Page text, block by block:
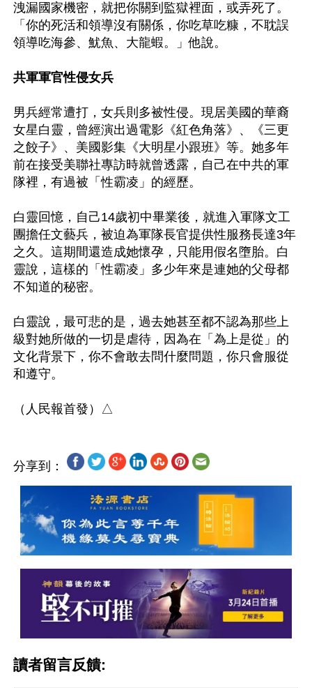
洩漏國家機密，就把你關到監獄裡面，或弄死了。
「你的死活和領導沒有關係，你吃草吃糠，不耽誤
領導吃海參、魷魚、大龍蝦。」他說。
共軍軍官性侵女兵
男兵經常遭打，女兵則多被性侵。現居美國的華裔
女星白靈，曾經演出過電影《紅色角落》、《三更
之餃子》、美國影集《大明星小跟班》等。她多年
前在接受美聯社專訪時就曾透露，自己在中共的軍
隊裡，有過被「性霸凌」的經歷。
白靈回憶，自己14歲初中畢業後，就進入軍隊文工
團擔任文藝兵，被迫為軍隊長官提供性服務長達3年
之久。這期間還造成她懷孕，只能用假名墮胎。白
靈說，這樣的「性霸凌」多少年來是連她的父母都
不知道的秘密。
白靈說，最可悲的是，過去她甚至都不認為那些上
級對她所做的一切是虐待，因為在「為上是從」的
文化背景下，你不會敢去問什麼問題，你只會服從
和遵守。
分享到：
讀者留言反饋: